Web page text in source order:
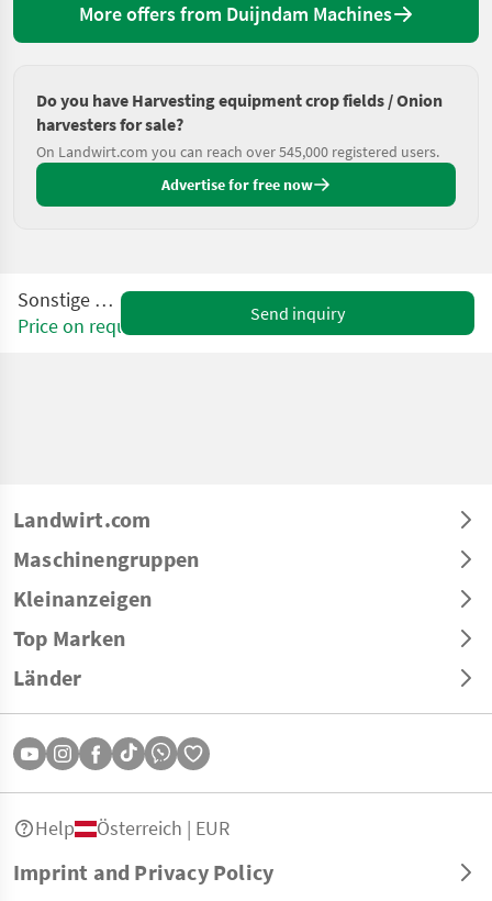
More offers from Duijndam Machines
Do you have Harvesting equipment crop fields / Onion
harvesters for sale?
On Landwirt.com you can reach over 545,000 registered users.
Advertise for free now
Sonstige AS15
Price on request
Send inquiry
Landwirt.com
Maschinengruppen
Kleinanzeigen
Top Marken
Länder
Imprint and Privacy Policy
Help Österreich | EUR